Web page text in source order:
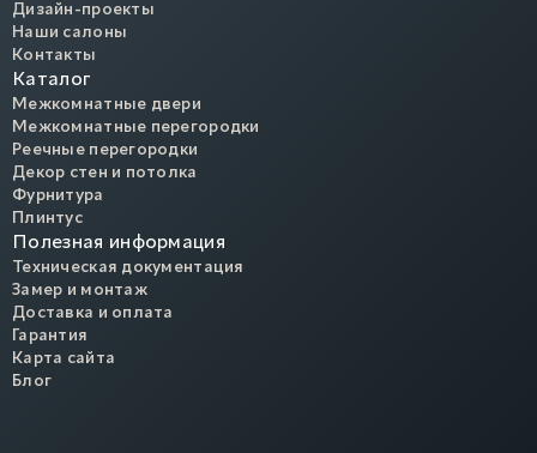
Дизайн-проекты
Наши салоны
Контакты
Каталог
Межкомнатные двери
Межкомнатные перегородки
Реечные перегородки
Декор стен и потолка
Фурнитура
Плинтус
Полезная информация
Техническая документация
Замер и монтаж
Доставка и оплата
Гарантия
Карта сайта
Блог